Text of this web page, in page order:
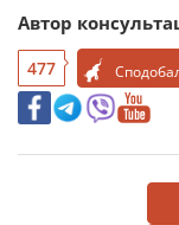
Автор
477